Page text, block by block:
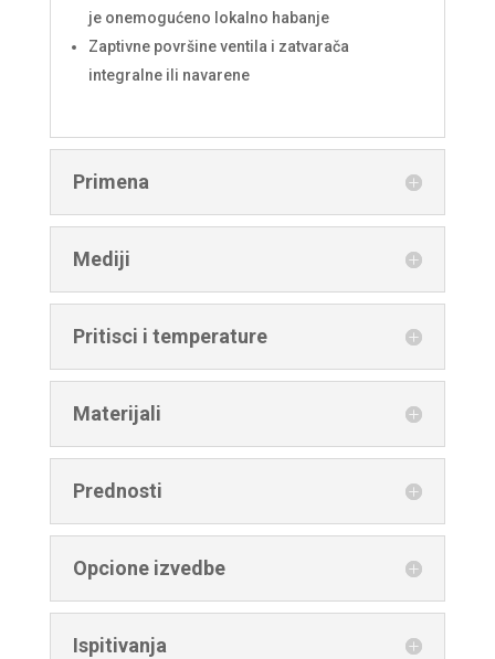
je onemogućeno lokalno habanje
Zaptivne površine ventila i zatvarača
integralne ili navarene
Primena
Mediji
Pritisci i temperature
Materijali
Prednosti
Opcione izvedbe
Ispitivanja